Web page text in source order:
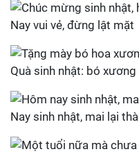
Nay vui vẻ, đừng lật mặt
Quà sinh nhật: bó
Nay sinh nhật, mai lại